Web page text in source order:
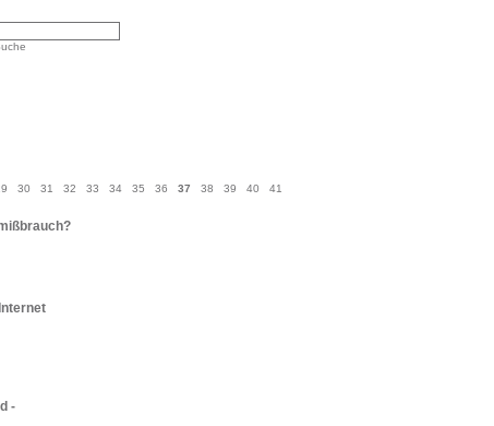
30 31 32 33 34 35 36 37 38 39 40 41
-